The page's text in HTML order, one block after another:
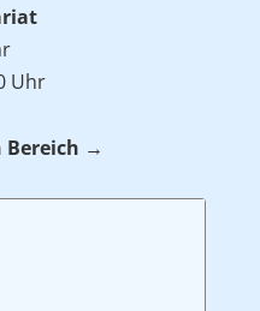
Uhr
Bereich →